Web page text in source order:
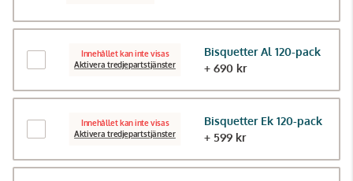
Innehållet kan inte visas
Aktivera tredjepartstjänster
Bisquetter Al 120-pack
+ 690 kr
Innehållet kan inte visas
Aktivera tredjepartstjänster
Bisquetter Ek 120-pack
+ 599 kr